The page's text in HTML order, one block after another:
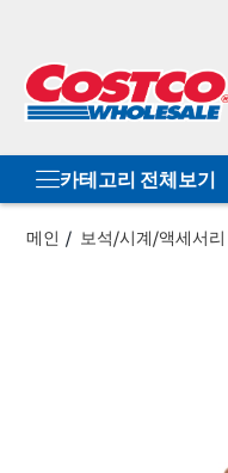
카테고리 전체보기
메인 보석/시계/액세서리